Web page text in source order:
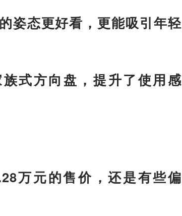
姿态更好看，更能吸引年轻
式方向盘，提升了使用感
万元的售价，还是有些偏